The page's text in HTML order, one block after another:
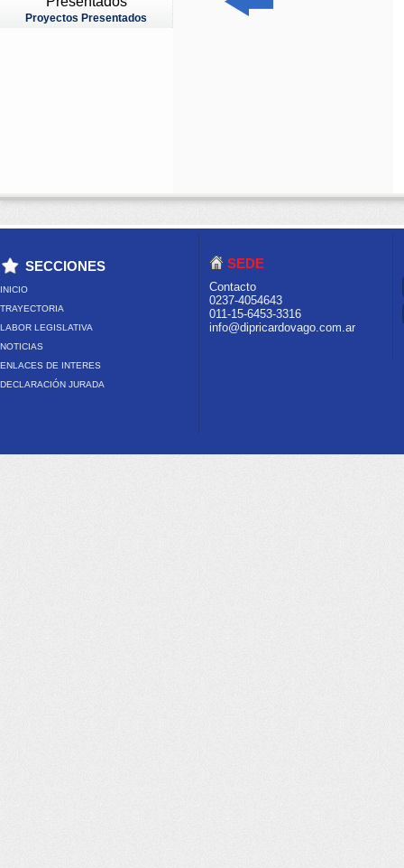
Proyectos Presentados
SECCIONES
INICIO
TRAYECTORIA
LABOR LEGISLATIVA
NOTICIAS
ENLACES DE INTERES
DECLARACIÓN JURADA
SEDE
Contacto
0237-4054643
011-15-6453-3316
info@dipricardovago.com.ar